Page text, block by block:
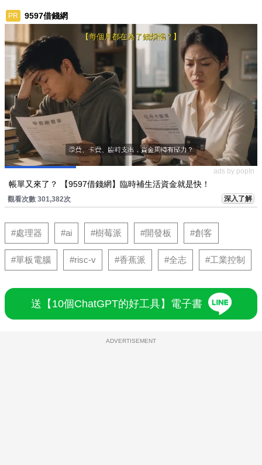
PR 9597借錢網
ads by popIn
帳單又來了？ 【9597借錢網】臨時補生活資金就是快！
觀看次數 301,382次 深入了解
#處理器 #ai #樹莓派 #開發板 #創客
#單板電腦 #risc-v #香蕉派 #全志 #工業控制
送【10個ChatGPT的好工具】電子書
ADVERTISEMENT